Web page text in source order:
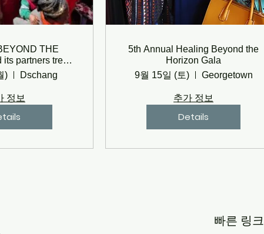
THE
its partners treat
people
) Dschang
정보
5th Annual Healing Beyond the
Horizon Gala
9월 15일 (토)
Georgetown
추가 정보
Details
빠른 링크